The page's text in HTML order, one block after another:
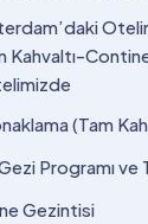
Kahvaltı-
(Tam
Programı ve
Gezintisi